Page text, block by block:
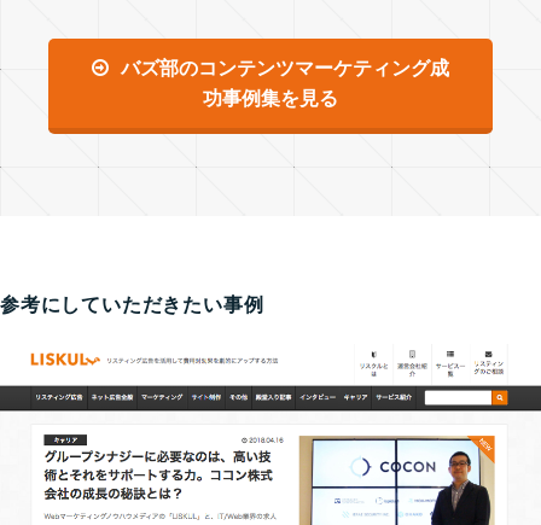
バズ部のコンテンツマーケティング成
功事例集を見る
参考にしていただきたい事例